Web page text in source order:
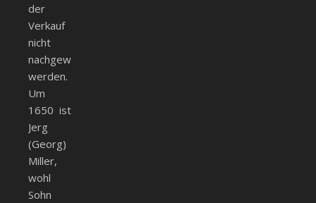
der
Verkauf
nicht
nachgewiesen
werden.
Um
1650 ist
Jerg
(Georg)
Miller,
wohl
Sohn